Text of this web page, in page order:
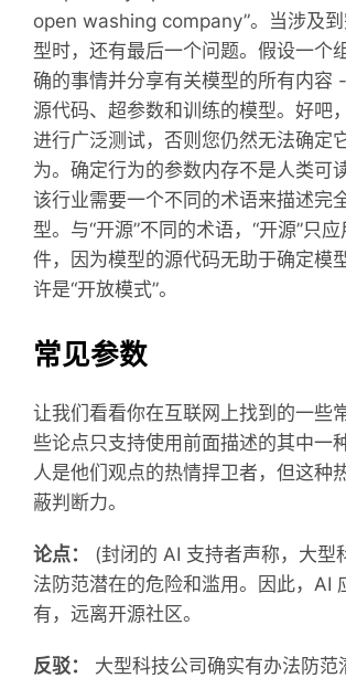
open washing company”。当涉及
型时，还有最后一个问题。假设一个
确的事情并分享有关模型的所有内容 -
源代码、超参数和训练的模型。好吧
进行广泛测试，否则您仍然无法确定
为。确定行为的参数内存不是人类可
该行业需要一个不同的术语来描述完
型。与“开源”不同的术语，“开源”只
件，因为模型的源代码无助于确定模
许是“开放模式”。
常见参数
让我们看看你在互联网上找到的一些
些论点只支持使用前面描述的其中一
人是他们观点的热情捍卫者，但这种
蔽判断力。
论点：
(封闭的 AI 支持者声称，大型
法防范潜在的危险和滥用。因此，AI
有，远离开源社区。
反驳：
大型科技公司确实有办法防范